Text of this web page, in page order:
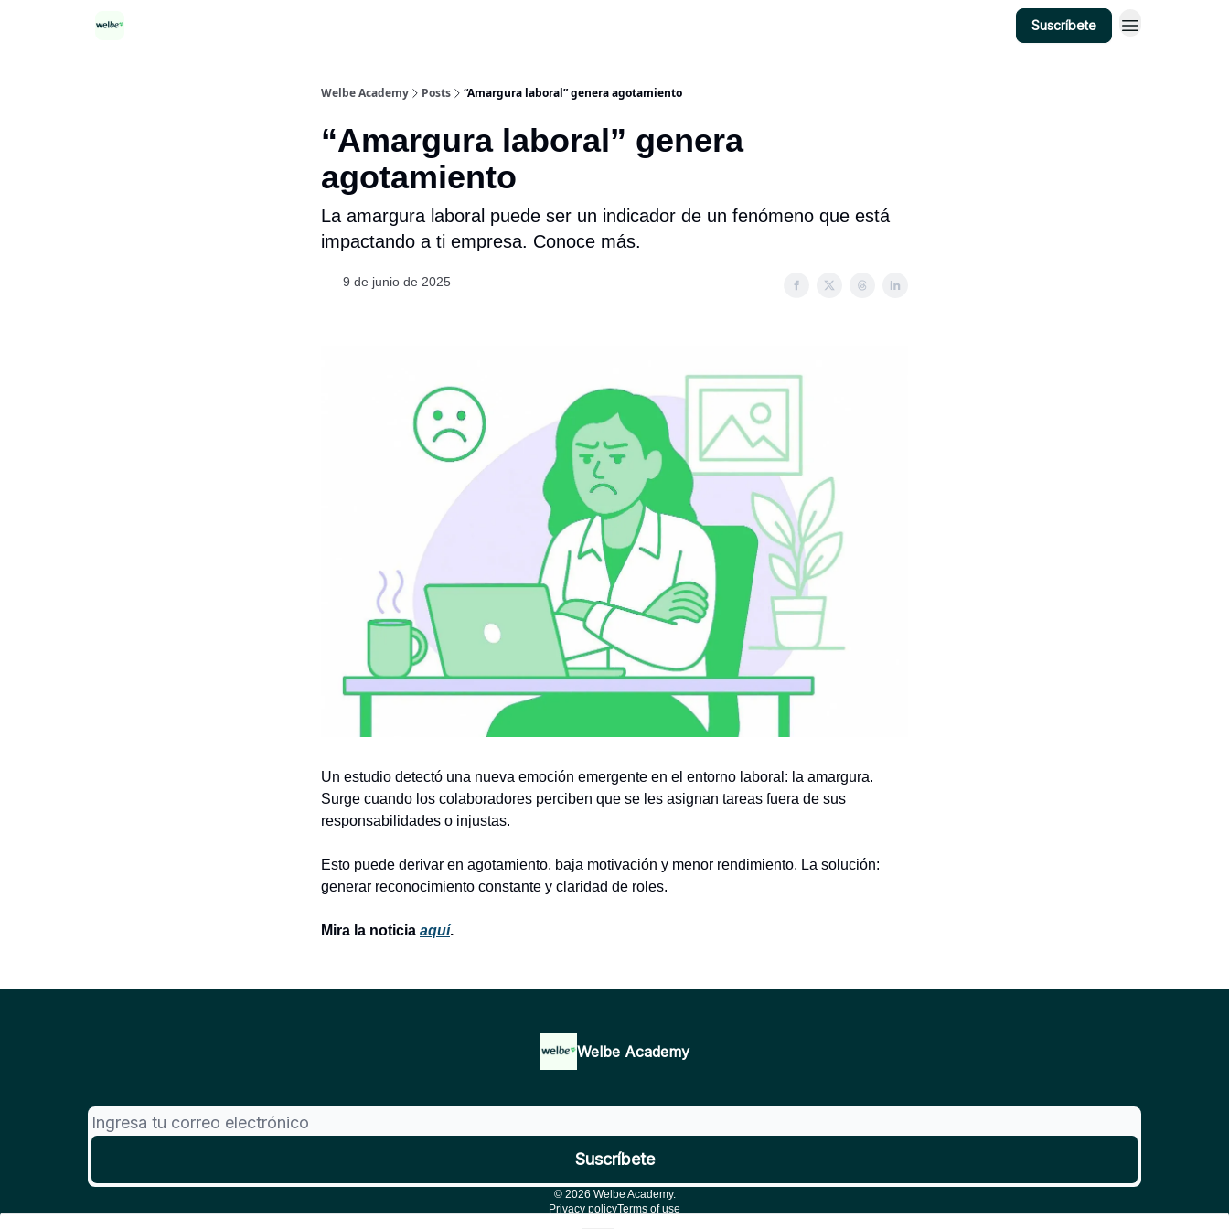
Suscríbete
Welbe Academy Posts “Amargura laboral” genera agotamiento
“Amargura laboral” genera
agotamiento
La amargura laboral puede ser un indicador de un fenómeno que está
impactando a ti empresa. Conoce más.
9 de junio de 2025
Un estudio detectó una nueva emoción emergente en el entorno laboral: la amargura.
Surge cuando los colaboradores perciben que se les asignan tareas fuera de sus
responsabilidades o injustas.
Esto puede derivar en agotamiento, baja motivación y menor rendimiento. La solución:
generar reconocimiento constante y claridad de roles.
Mira la noticia aquí.
Welbe Academy
© 2026 Welbe Academy.
Privacy policyTerms of use